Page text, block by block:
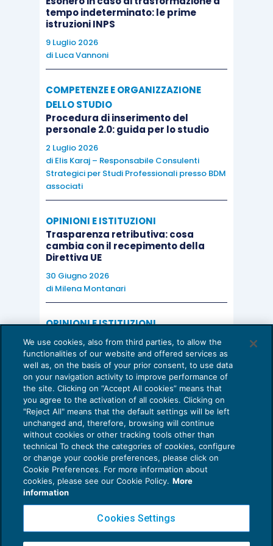
sanzionabili gli eventuali illeciti amministrativi,
contributivi e fiscali relativi al pregresso rapporto
di lavoro autonomo, ad esclusione di quelli già
accertati al momento dell’assunzione.
Tutto ciò a condizione che:
i lavoratori interessati alle assunzioni
sottoscrivano, con riferimento a tutte le
possibili pretese riguardanti la
qualificazione del pregresso rapporto di
lavoro, atti di conciliazione in una delle
sedi di cui all’art.2113, co.4 cod.civ., o
davanti alle commissioni di certificazione;
nei dodici mesi successivi alle
assunzioni, i datori di lavoro non recedano
dal rapporto di lavoro, salvo che per
giusta causa ovvero per giustificato
motivo soggettivo.
L’incerto significato sistematico dell’art.2, co.1
del decreto
La nuova disposizione introdotta dall’art.2, co.1,
D.Lgs. n.81/15, è di incerto significato, anzitutto
sotto il profilo sistematico. È dubbio, infatti, se
essa si proponga semplicemente di estendere la
tempo indeterminato: le prime
istruzioni INPS
9 Luglio 2026
di Luca Vannoni
COMPETENZE E ORGANIZZAZIONE
DELLO STUDIO
Procedura di inserimento del
personale 2.0: guida per lo studio
2 Luglio 2026
di Elis Karaj – Responsabile Consulenti
Strategici per Studi Professionali presso BDM
associati
OPINIONI E ISTITUZIONI
Trasparenza retributiva: cosa
cambia con il recepimento della
Direttiva UE
30 Giugno 2026
di Milena Montanari
OPINIONI E ISTITUZIONI
Valorizzare il potenziale dello Studio:
una riflessione sul futuro della
consulenza del lavoro
15 Giugno 2026
di Milena Montanari
Privacy Policy
Cookie Policy
Copyright 2016 ©Gruppo Euroconference S.p.A.v2.32.2
We use cookies, also from third parties, to allow the
functionalities of our website and offered services as
well as, on the basis of your prior consent, to use data
on your navigation activity to improve performance of
the site. Clicking on “Accept All cookies” means that
you agree to the activation of all cookies. Clicking on
"Reject All" means that the default settings will be left
unchanged and, therefore, browsing will continue
without cookies or other tracking tools other than
technical To check the categories of cookies, configure
or change your cookie preferences, please click on
Cookie Preferences. For more information about
cookies, please see our Cookie Policy. More
information
Cookies Settings